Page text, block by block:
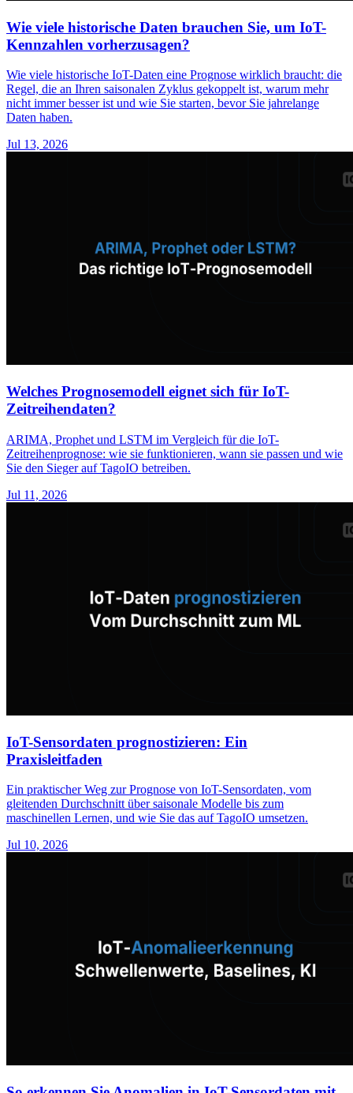
Wie viele historische Daten brauchen Sie, um IoT-
Kennzahlen vorherzusagen?
Wie viele historische IoT-Daten eine Prognose wirklich braucht: die
Regel, die an Ihren saisonalen Zyklus gekoppelt ist, warum mehr
nicht immer besser ist und wie Sie starten, bevor Sie jahrelange
Daten haben.
Jul 13, 2026
Welches Prognosemodell eignet sich für IoT-
Zeitreihendaten?
ARIMA, Prophet und LSTM im Vergleich für die IoT-
Zeitreihenprognose: wie sie funktionieren, wann sie passen und wie
Sie den Sieger auf TagoIO betreiben.
Jul 11, 2026
IoT-Sensordaten prognostizieren: Ein
Praxisleitfaden
Ein praktischer Weg zur Prognose von IoT-Sensordaten, vom
gleitenden Durchschnitt über saisonale Modelle bis zum
maschinellen Lernen, und wie Sie das auf TagoIO umsetzen.
Jul 10, 2026